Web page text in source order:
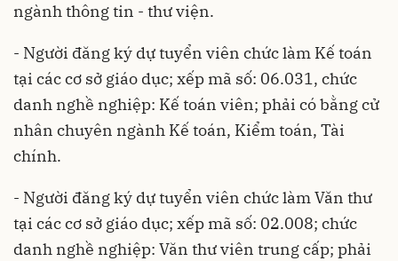
ngành thông tin - thư viện.
- Người đăng ký dự tuyển viên chức làm Kế toán
tại các cơ sở giáo dục; xếp mã số: 06.031, chức
danh nghề nghiệp: Kế toán viên; phải có bằng cử
nhân chuyên ngành Kế toán, Kiểm toán, Tài
chính.
- Người đăng ký dự tuyển viên chức làm Văn thư
tại các cơ sở giáo dục; xếp mã số: 02.008; chức
danh nghề nghiệp: Văn thư viên trung cấp; phải